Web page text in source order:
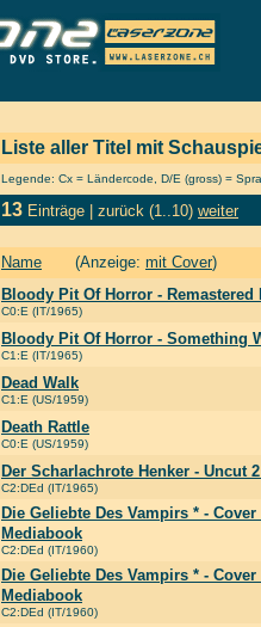
Liste aller Titel mit
Legende: Cx = Ländercode, D/E (gross) =
13 Einträge | zurück (1..10) weiter
Name (Anzeige: mit Cover)
Bloody Pit Of Horror - Remastered
C0:E (IT/1965)
Bloody Pit Of Horror - Something
C1:E (IT/1965)
Dead Walk
C1:E (US/1959)
Death Rattle
C0:E (US/1959)
Der Scharlachrote Henker - Uncut
C2:DEd (IT/1965)
Die Geliebte Des Vampirs * -
Mediabook
C2:DEd (IT/1960)
Die Geliebte Des Vampirs * -
Mediabook
C2:DEd (IT/1960)